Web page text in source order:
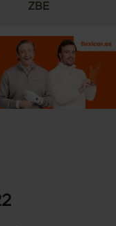
ZBE